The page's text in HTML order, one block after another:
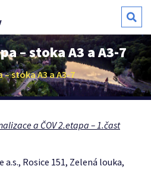
– stoka A3 a A3-7
stoka A3 a A3-7
a ČOV 2.etapa – 1.čast
Rosice 151, Zelená louka,